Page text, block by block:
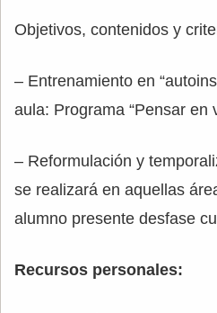
Objetivos, contenidos y
– Entrenamiento en
aula: Programa “Pensar en
– Reformulación y
se realizará en aquellas
alumno presente desfase
Recursos personales: